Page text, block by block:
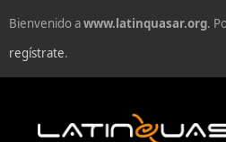
Bienvenido awww.latinquasar.org.
regístrate.